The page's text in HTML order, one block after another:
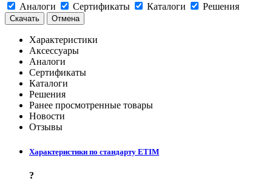
Аналоги
Сертификаты Каталоги Решения
Скачать Отмена
Характеристики
Аксессуары
Аналоги
Сертификаты
Каталоги
Решения
Ранее просмотренные товары
Новости
Отзывы
Характеристики по стандарту ETIM
?